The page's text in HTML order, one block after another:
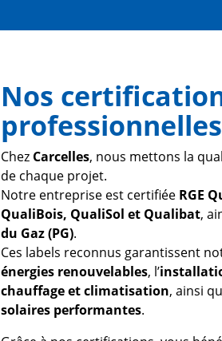
Nos
professionnelles
Chez Carcelles, nous mettons la
de chaque projet.
Notre entreprise est certifiée RGE
QualiBois, QualiSol et Qualibat,
du Gaz (PG).
Ces labels reconnus garantissent
énergies renouvelables, l’
chauffage et climatisation, ainsi
solaires performantes.